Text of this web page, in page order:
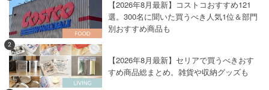
【2026年8月最新】コストコおすすめ121
選。300名に聞いた買うべき人気1位＆部門
別おすすめ商品も
2
【2026年8月最新】セリアで買うべきおす
すめ商品総まとめ。雑貨や収納グッズも